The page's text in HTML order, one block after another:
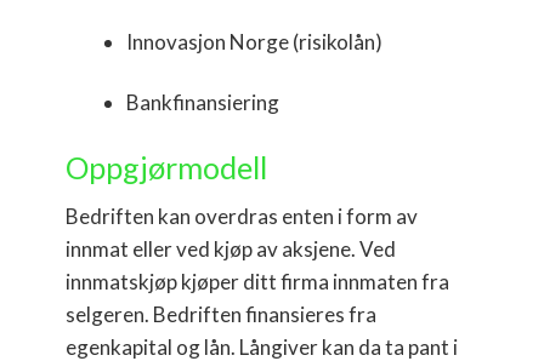
Innovasjon Norge (risikolån)
Bankfinansiering
Oppgjørmodell
Bedriften kan overdras enten i form av
innmat eller ved kjøp av aksjene. Ved
innmatskjøp kjøper ditt firma innmaten fra
selgeren. Bedriften finansieres fra
egenkapital og lån. Långiver kan da ta pant i